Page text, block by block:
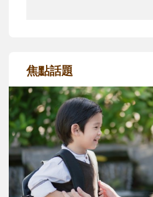
焦點話題